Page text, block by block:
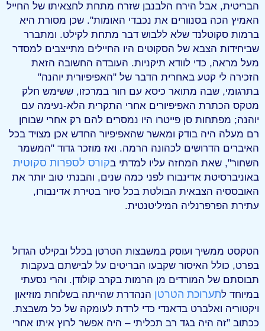
הבריטית, אבל הירח הלבנבן שזרח מתחת לחצאיתו של החייל
האמיץ הכה בסנוורים את נכבדי האומות". שכן מסורת היא
ברמות סקוטלנד שלא ללבוש דבר מתחת לקילט. ומתברר
שביחידות הצבא של הסקוטים היו החיילים מתייצבים למסדר
מעל מראה, כדי לוודא תיקניות. העובדה החשובה הזאת
הזכירה לי קטע באחרית הדבר של "האפיפיורית יוהנה"
בתרגומי, שבה מתואר כיסא עם חור במרכזו, ששימש חלק
מטקס הכתרת האפיפיורים אחרי התקרית הלא-נעימה עם
יוהנה; מפתחות סן פייטרו היו נמסרים להם רק אחרי שבוחן
רם מעלה היה בודק ומאשר שהאפיפיור החדש אכן מצויד בכל
האיברים הדרושים לכהונה הרמה. ואז מוזכר גדוד "המשמר
השחור", שאת המחזה עליו למדתי בקורס לספרות סקוטית
באוניברסיטת אדינבורו לפני כמה שנים, והבנתי טוב יותר את
האובססיה הצבאית הבולטת בכל סיור בטירת אדינבורו,
עתירת הפרפרנליה המיליטנטית.
הטקסט ממשיך ועוסק במשבצות הטרטן בכלל ובקילט הגדול
בפרט, כולל האיסור שקבעו הבריטים על לבישתם בעקבות
תבוסתם של המורדים מן הרמות בקרב קולודן. והרי נסעתי
במיוחד לתערוכת הטרטן הנהדרת שהייתה בשלוחת מוזיאון
ויקטוריה ואלברט בדאנדי כדי לרדת לעומקה של כל משבצת.
ככתוב "זה היה בגד רב תכליתי – היה אפשר לרוץ איתו אחרי